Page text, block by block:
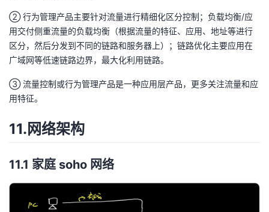
② 行为管理产品主要针对流量进行精细化区分控制；负载均衡/应
用交付侧重流量的负载均衡（根据流量的特征、应用、地址等进行
区分，然后分发到不同的链路和服务器上）；链路优化主要应用在
广域网等低速链路边界，最大化利用链路。
③ 流量控制或行为管理产品是一种应用层产品，更多关注流量和应
用特征。
11.网络架构
11.1 家庭 soho 网络